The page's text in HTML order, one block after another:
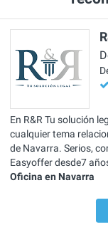
En R&R Tu solución
cualquier tema
de Navarra. Serios,
Easyoffer desde7
Oficina en Navarra